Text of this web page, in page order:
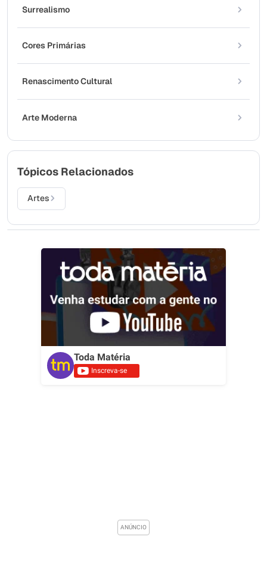
Surrealismo
Cores Primárias
Renascimento Cultural
Arte Moderna
Tópicos Relacionados
Artes
Toda Matéria
Inscreva-se